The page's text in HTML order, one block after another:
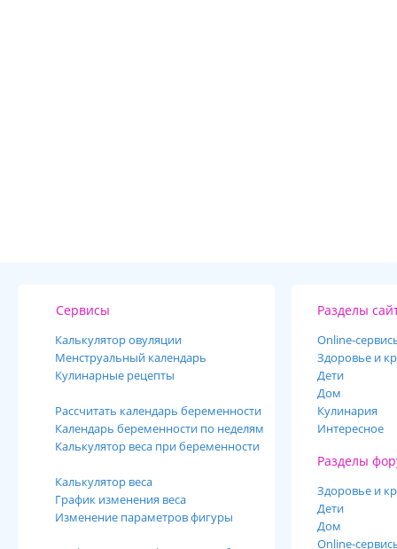
Сервисы
Калькулятор овуляции
Менструальный календарь
Кулинарные рецепты
Рассчитать календарь беременности
Календарь беременности по неделям
Калькулятор веса при беременности
Калькулятор веса
График изменения веса
Изменение параметров фигуры
Разделы
Online-
Здоровье и
Дети
Дом
Кулинария
Интересное
Разделы
Здоровье и
Дети
Дом
Online-